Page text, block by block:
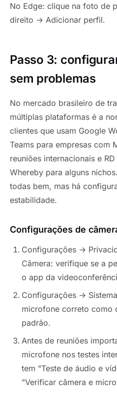
No Edge: clique na foto de
direito → Adicionar perfil.
Passo 3:
sem problemas
No mercado brasileiro de
múltiplas plataformas é a
clientes que usam Google
Teams para empresas com
reuniões internacionais e
Whereby para alguns
todas bem, mas há
estabilidade.
Configurações de
Configurações →
Câmera: verifique se a
o app da
Configurações →
microfone correto como
padrão.
Antes de reuniões
microfone nos testes
tem "Teste de áudio e
"Verificar câmera e